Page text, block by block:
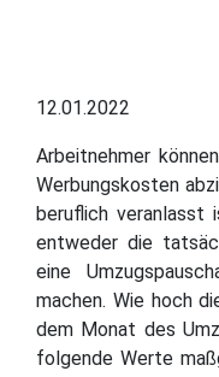
12.01.2022
Arbeitnehmer
Werbungskosten
beruflich veranlasst
entweder die
eine
machen. Wie hoch
dem Monat des
folgende Werte